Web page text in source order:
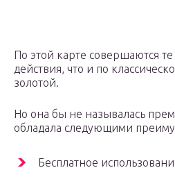
По этой карте совершаются
действия, что и по
золотой.
Но она бы не называлась
обладала следующими
Бесплатное